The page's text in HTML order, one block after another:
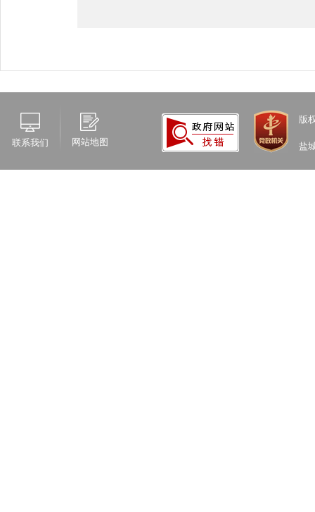
联系我们 网站地图
版
盐